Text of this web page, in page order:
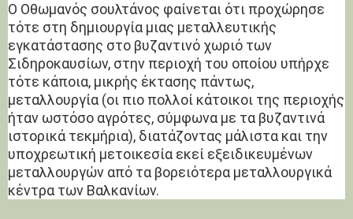
Ο Οθωμανός σουλτάνος φαίνεται ότι προχώρησε
τότε στη δημιουργία μιας μεταλλευτικής
εγκατάστασης στο βυζαντινό χωριό των
Σιδηροκαυσίων, στην περιοχή του οποίου υπήρχε
τότε κάποια, μικρής έκτασης πάντως,
μεταλλουργία (οι πιο πολλοί κάτοικοι της περιοχής
ήταν ωστόσο αγρότες, σύμφωνα με τα βυζαντινά
ιστορικά τεκμήρια), διατάζοντας μάλιστα και την
υποχρεωτική μετοικεσία εκεί εξειδικευμένων
μεταλλουργών από τα βορειότερα μεταλλουργικά
κέντρα των Βαλκανίων.